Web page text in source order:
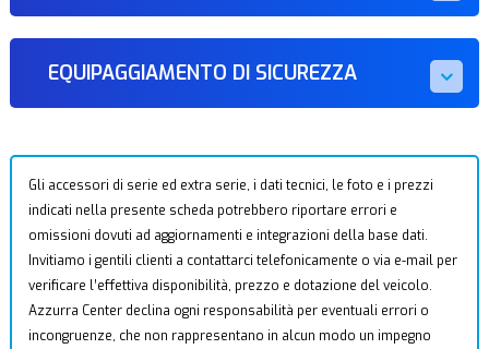
EQUIPAGGIAMENTO DI SICUREZZA
Gli accessori di serie ed extra serie, i dati tecnici, le foto e i prezzi
indicati nella presente scheda potrebbero riportare errori e
omissioni dovuti ad aggiornamenti e integrazioni della base dati.
Invitiamo i gentili clienti a contattarci telefonicamente o via e-mail per
verificare l’effettiva disponibilità, prezzo e dotazione del veicolo.
Azzurra Center declina ogni responsabilità per eventuali errori o
incongruenze, che non rappresentano in alcun modo un impegno